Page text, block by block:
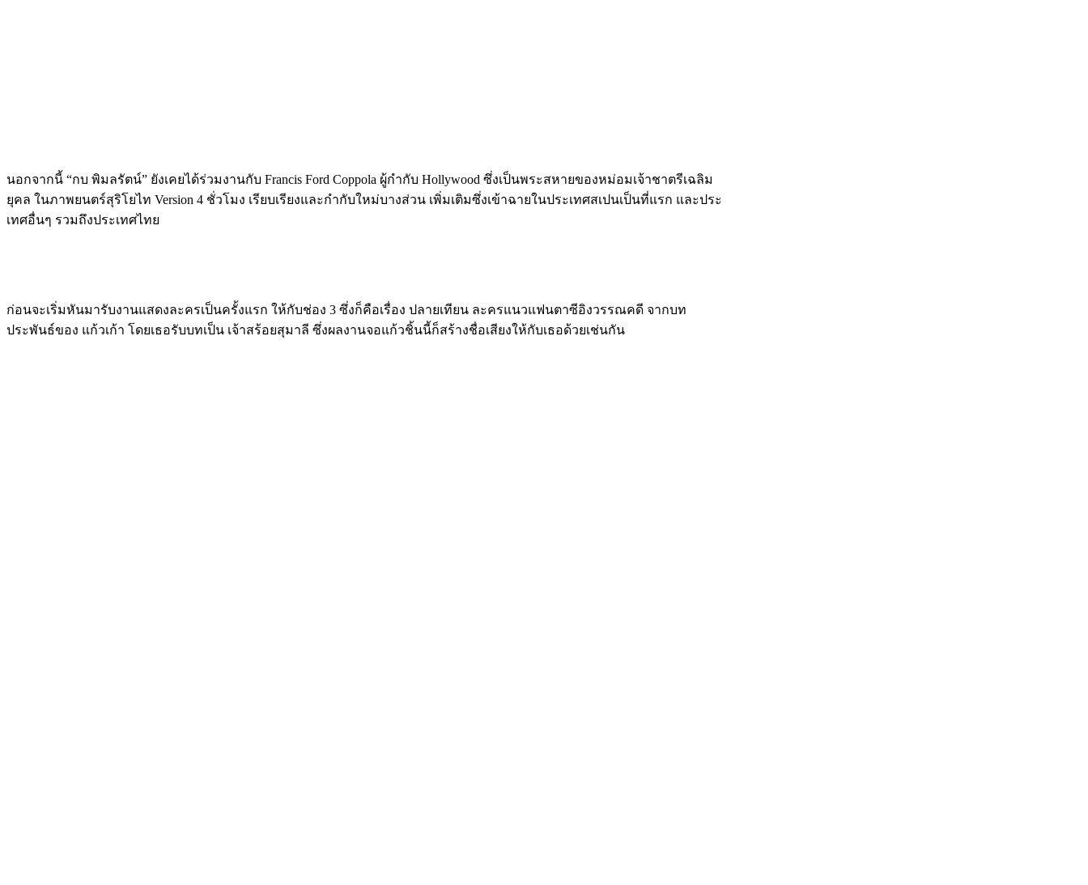
นอกจากนี้ “กบ พิมลรัตน์” ยังเคยได้ร่วมงานกับ Francis Ford Coppola ผู้กำกับ Hollywood ซึ่งเป็นพระสหายของหม่อมเจ้าชาตรีเฉลิม
ยุคล ในภาพยนตร์สุริโยไท Version 4 ชั่วโมง เรียบเรียงและกำกับใหม่บางส่วน เพิ่มเติมซึ่งเข้าฉายในประเทศสเปนเป็นที่แรก และประ
เทศอื่นๆ รวมถึงประเทศไทย
ก่อนจะเริ่มหันมารับงานแสดงละครเป็นครั้งแรก ให้กับช่อง 3 ซึ่งก็คือเรื่อง ปลายเทียน ละครแนวแฟนตาซีอิงวรรณคดี จากบท
ประพันธ์ของ แก้วเก้า โดยเธอรับบทเป็น เจ้าสร้อยสุมาลี ซึ่งผลงานจอแก้วชิ้นนี้ก็สร้างชื่อเสียงให้กับเธอด้วยเช่นกัน